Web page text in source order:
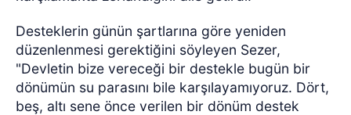
Desteklerin günün şartlarına göre yeniden
düzenlenmesi gerektiğini söyleyen Sezer,
"Devletin bize vereceği bir destekle bugün bir
dönümün su parasını bile karşılayamıyoruz. Dört,
beş, altı sene önce verilen bir dönüm destek